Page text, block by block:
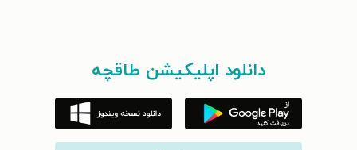
دانلود اپلیکیشن طاقچه